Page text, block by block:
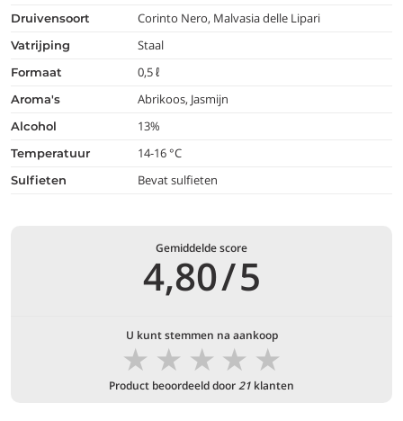
druivensoort Corinto Nero, Malvasia delle Lipari
vatrijping Staal
formaat 0,5 ℓ
aroma's Abrikoos, Jasmijn
alcohol 13%
temperatuur 14-16 °C
Sulfieten Bevat sulfieten
Gemiddelde score
4,80/5
U kunt stemmen na aankoop
★
★
★
★
★
Product beoordeeld door21 klanten